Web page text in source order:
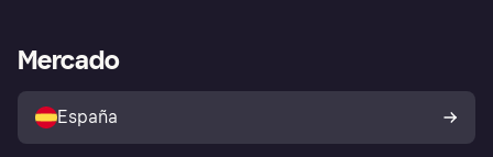
Directorio de tiendas
Política de protección al
comprador de Klarna
Reclamaciones
Acceso empresas
Mercado
España